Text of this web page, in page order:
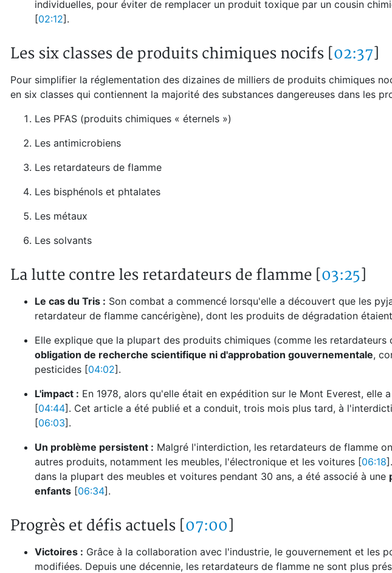
individuelles, pour éviter de remplacer un produit toxique par un cousin
[02:12].
Les six classes de produits chimiques nocifs [02:37]
Pour simplifier la réglementation des dizaines de milliers de produits chimiques
en six classes qui contiennent la majorité des substances dangereuses dans les
Les PFAS (produits chimiques « éternels »)
Les antimicrobiens
Les retardateurs de flamme
Les bisphénols et phtalates
Les métaux
Les solvants
La lutte contre les retardateurs de flamme [03:25]
Le cas du Tris : Son combat a commencé lorsqu'elle a découvert que les
retardateur de flamme cancérigène), dont les produits de dégradation
Elle explique que la plupart des produits chimiques (comme les retardateurs
obligation de recherche scientifique ni d'approbation gouvernementale,
pesticides [04:02].
L'impact : En 1978, alors qu'elle était en expédition sur le Mont Everest, elle
[04:44]. Cet article a été publié et a conduit, trois mois plus tard, à
[06:03].
Un problème persistent : Malgré l'interdiction, les retardateurs de flamme
autres produits, notamment les meubles, l'électronique et les voitures [06:18
dans la plupart des meubles et voitures pendant 30 ans, a été associé à une
enfants [06:34].
Progrès et défis actuels [07:00]
Victoires : Grâce à la collaboration avec l'industrie, le gouvernement et les
modifiées. Depuis une décennie, les retardateurs de flamme ne sont plus